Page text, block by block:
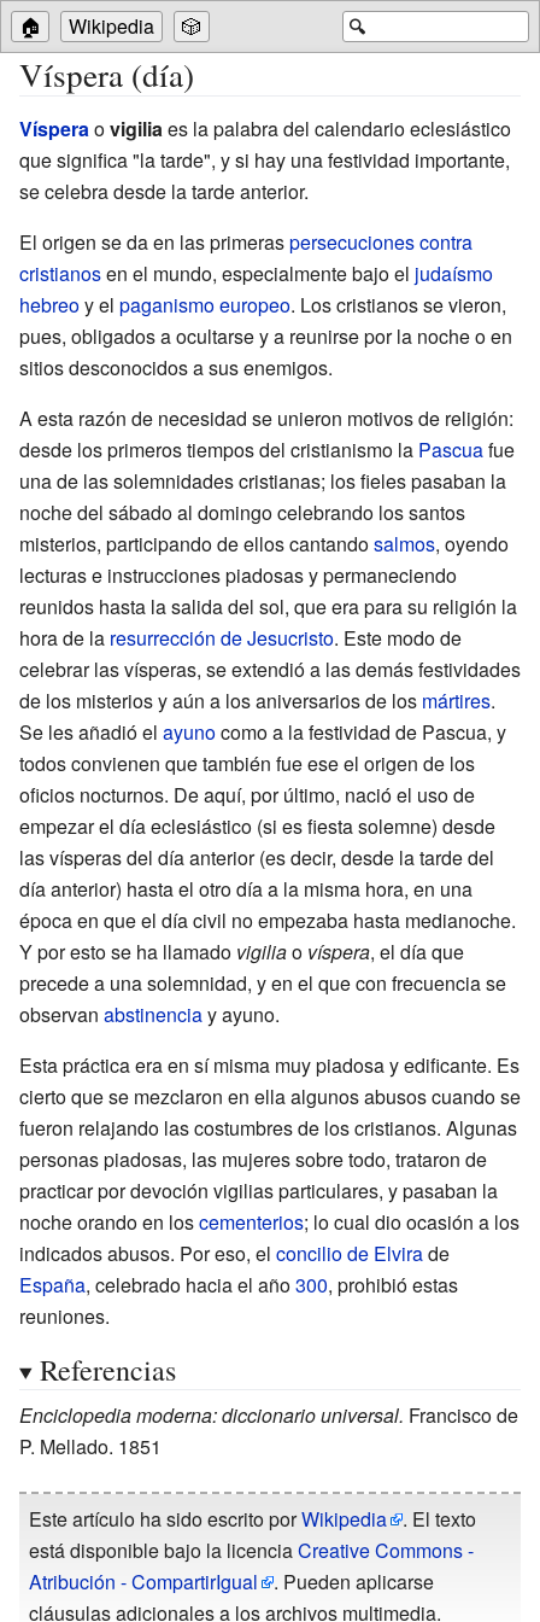
🔍
🏠 Wikipedia 🎲
Víspera (día)
Víspera ovigilia es la palabra del calendario eclesiástico
que significa "la tarde", y si hay una festividad importante,
se celebra desde la tarde anterior.
El origen se da en las primeraspersecuciones contra
cristianosen el mundo, especialmente bajo el judaísmo
hebreoy el paganismoeuropeo. Los cristianos se vieron,
pues, obligados a ocultarse y a reunirse por la noche o en
sitios desconocidos a sus enemigos.
A esta razón de necesidad se unieron motivos de religión:
desde los primeros tiempos del cristianismo la Pascuafue
una de las solemnidades cristianas; los fieles pasaban la
noche del sábado al domingo celebrando los santos
misterios, participando de ellos cantandosalmos, oyendo
lecturas e instrucciones piadosas y permaneciendo
reunidos hasta la salida del sol, que era para su religión la
hora de la resurrección de Jesucristo. Este modo de
celebrar las vísperas, se extendió a las demás festividades
de los misterios y aún a los aniversarios de los mártires.
Se les añadió el ayunocomo a la festividad de Pascua, y
todos convienen que también fue ese el origen de los
oficios nocturnos. De aquí, por último, nació el uso de
empezar el día eclesiástico (si es fiesta solemne) desde
las vísperas del día anterior (es decir, desde la tarde del
día anterior) hasta el otro día a la misma hora, en una
época en que el día civil no empezaba hasta medianoche.
Y por esto se ha llamado vigiliao víspera, el día que
precede a una solemnidad, y en el que con frecuencia se
observan abstinenciay ayuno.
Esta práctica era en sí misma muy piadosa y edificante. Es
cierto que se mezclaron en ella algunos abusos cuando se
fueron relajando las costumbres de los cristianos. Algunas
personas piadosas, las mujeres sobre todo, trataron de
practicar por devoción vigilias particulares, y pasaban la
noche orando en loscementerios; lo cual dio ocasión a los
indicados abusos. Por eso, el concilio de Elvirade
España, celebrado hacia el año300, prohibió estas
reuniones.
Referencias
Enciclopedia moderna: diccionario universal. Francisco de
P. Mellado. 1851
Este artículo ha sido escrito porWikipedia
. El texto
está disponible bajo la licenciaCreative Commons -
Atribución - CompartirIgual
. Pueden aplicarse
cláusulas adicionales a los archivos multimedia.